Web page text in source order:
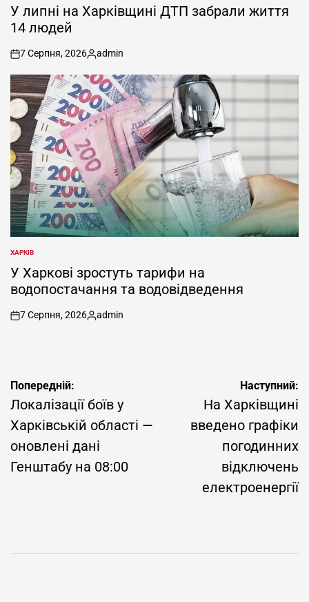
УУ липні на Харківщині ДТП забрали життя
14 людей
on
7 Серпня, 2026
Опубліковано
admin
ОПУБЛІКУВАТИ
У
ХАРКІВ
У Харкові зростуть тарифи на
водопостачання та водовідведення
on
7 Серпня, 2026
Опубліковано
admin
Навігація
записів
Попередній:
Локалізації боїв у
Харківській області —
оновлені дані
Генштабу на 08:00
Наступний:
На Харківщині
введено графіки
погодинних
відключень
електроенергії